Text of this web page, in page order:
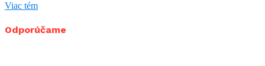
Viac tém
Odporúčame